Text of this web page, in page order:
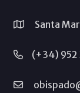
Santa
(+34) 952